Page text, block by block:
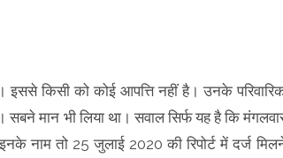
इससे किसी को कोई आपत्ति नहीं है। उनके
सबने मान भी लिया था। सवाल सिर्फ यह है कि
नाम तो 25 जुलाई 2020 की रिपोर्ट में दर्ज